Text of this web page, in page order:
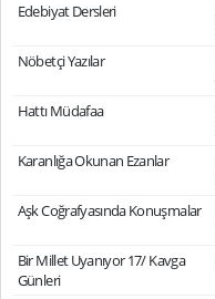
Edebiyat Dersleri
Nöbetçi Yazılar
Hattı Müdafaa
Karanlığa Okunan Ezanlar
Aşk Coğrafyasında Konuşmalar
Bir Millet Uyanıyor 17/ Kavga
Günleri